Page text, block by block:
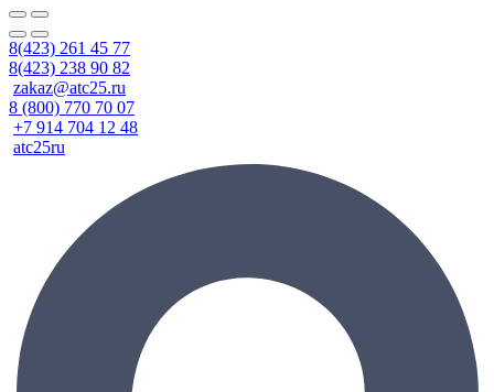
8(423) 261 45 77
8(423) 238 90 82
zakaz@atc25.ru
8 (800) 770 70 07
+7 914 704 12 48
atc25ru